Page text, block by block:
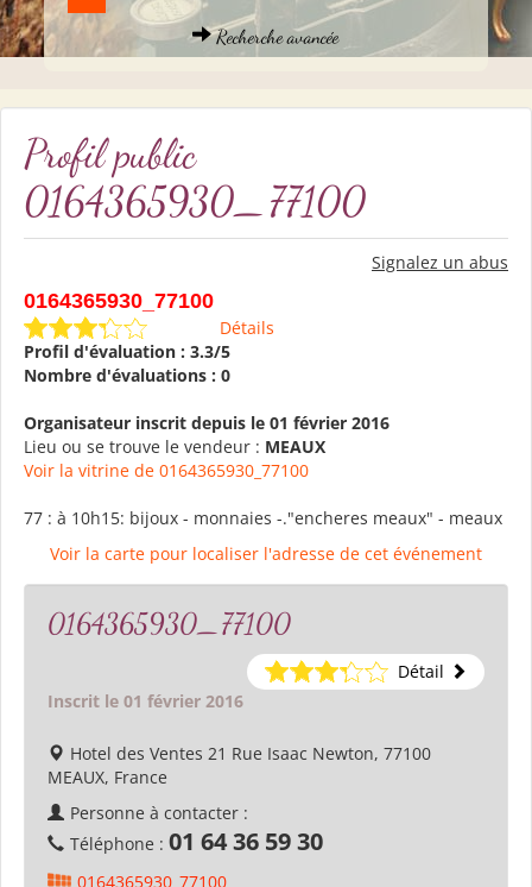
Recherche avancée
Profil public
0164365930_77100
Signalez un abus
0164365930_77100
Détails
Profil d'évaluation : 3.3/5
Nombre d'évaluations : 0
Organisateur inscrit depuis le 01 février 2016
Lieu ou se trouve le vendeur : MEAUX
Voir la vitrine de 0164365930_77100
77 : à 10h15: bijoux - monnaies -."encheres meaux" - meaux
Voir la carte pour localiser l'adresse de cet événement
0164365930_77100
Détail
Inscrit le 01 février 2016
Hotel des Ventes 21 Rue Isaac Newton, 77100
MEAUX, France
Personne à contacter :
Téléphone : 01 64 36 59 30
0164365930_77100